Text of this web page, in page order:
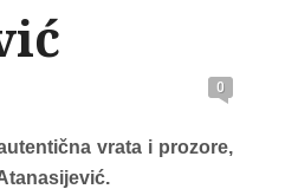
0
vrata i prozore,